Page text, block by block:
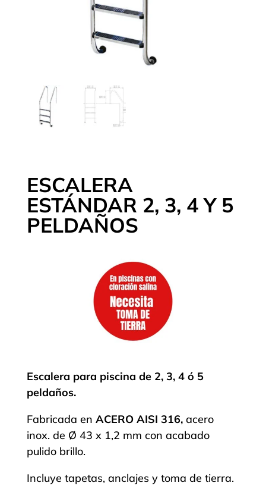
ESCALERA
ESTÁNDAR 2, 3, 4 Y 5
PELDAÑOS
Escalera para piscina de 2, 3, 4 ó 5
peldaños.
Fabricada en ACERO AISI 316,acero
inox. de Ø 43 x 1,2 mm con acabado
pulido brillo.
Incluye tapetas, anclajes y toma de tierra.